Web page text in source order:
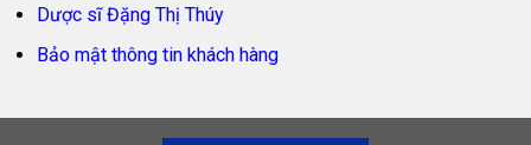
Dược sĩ Đặng Thị Thúy
Bảo mật thông tin khách hàng